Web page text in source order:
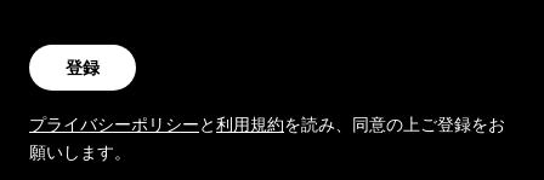
登録
プライバシーポリシーと利用規約を読み、同意の上ご登録をお
願いします。